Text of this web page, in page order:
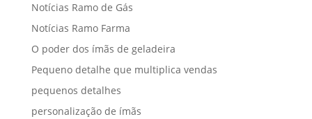
Notícias Ramo de Gás
Notícias Ramo Farma
O poder dos ímãs de geladeira
Pequeno detalhe que multiplica vendas
pequenos detalhes
personalização de ímãs